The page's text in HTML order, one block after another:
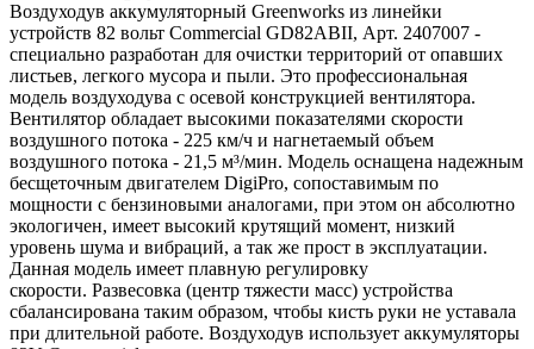
Воздуходув аккумуляторный Greenworks из линейки
устройств 82 вольт Commercial GD82ABII, Арт. 2407007 -
специально разработан для очистки территорий от опавших
листьев, легкого мусора и пыли. Это профессиональная
модель воздуходува с осевой конструкцией вентилятора.
Вентилятор обладает высокими показателями скорости
воздушного потока - 225 км/ч и нагнетаемый объем
воздушного потока - 21,5 м³/мин. Модель оснащена надежным
бесщеточным двигателем DigiPro, сопоставимым по
мощности с бензиновыми аналогами, при этом он абсолютно
экологичен, имеет высокий крутящий момент, низкий
уровень шума и вибраций, а так же прост в эксплуатации.
Данная модель имеет плавную регулировку
скорости. Развесовка (центр тяжести масс) устройства
сбалансирована таким образом, чтобы кисть руки не уставала
при длительной работе. Воздуходув использует аккумуляторы